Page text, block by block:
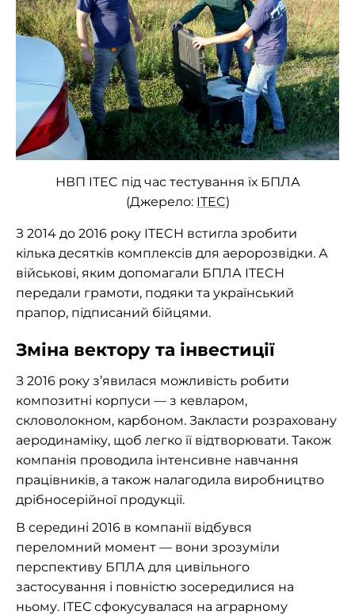
НВП ITEC під час тестування їх БПЛА
(Джерело: ITEC)
З 2014 до 2016 року ITECH встигла зробити
кілька десятків комплексів для аеророзвідки. А
військові, яким допомагали БПЛА ITECH
передали грамоти, подяки та український
прапор, підписаний бійцями.
Зміна вектору та інвестиції
З 2016 року з’явилася можливість робити
композитні корпуси — з кевларом,
скловолокном, карбоном. Закласти розраховану
аеродинаміку, щоб легко її відтворювати. Також
компанія проводила інтенсивне навчання
працівників, а також налагодила виробництво
дрібносерійної продукції.
В середині 2016 в компанії відбувся
переломний момент — вони зрозуміли
перспективу БПЛА для цивільного
застосування і повністю зосередилися на
ньому. ІТЕС сфокусувалася на аграрному